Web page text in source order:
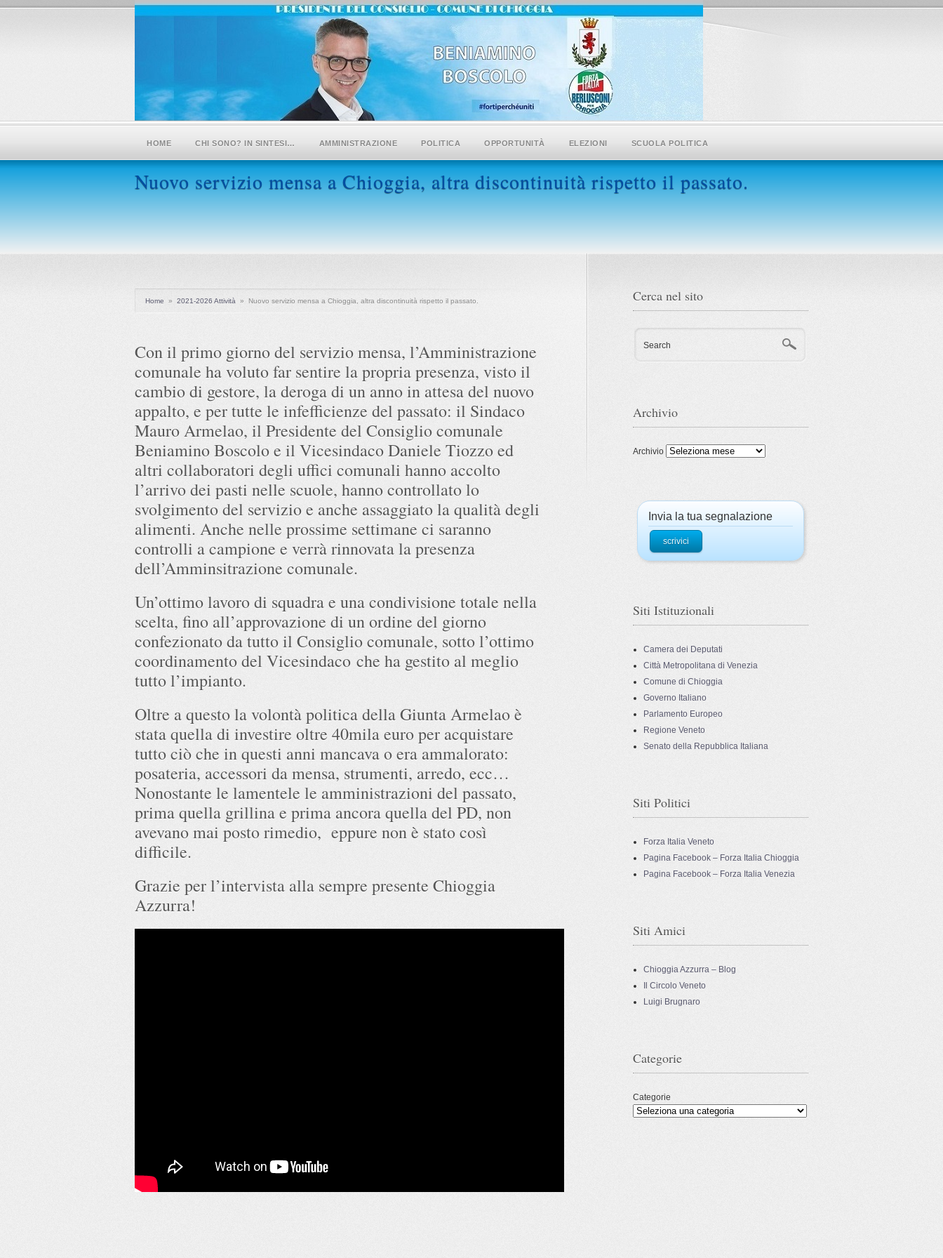
HOME CHI SONO? IN SINTESI… AMMINISTRAZIONE POLITICA OPPORTUNITÀ ELEZIONI SCUOLA POLITICA
Nuovo servizio mensa a Chioggia, altra discontinuità rispetto il passato.
Home » 2021-2026 Attività » Nuovo servizio mensa a Chioggia, altra discontinuità rispetto il passato.
Con il primo giorno del servizio mensa, l’Amministrazione
comunale ha voluto far sentire la propria presenza, visto il
cambio di gestore, la deroga di un anno in attesa del nuovo
appalto, e per tutte le infefficienze del passato: il Sindaco
Mauro Armelao, il Presidente del Consiglio comunale
Beniamino Boscolo e il Vicesindaco Daniele Tiozzo ed
altri collaboratori degli uffici comunali hanno accolto
l’arrivo dei pasti nelle scuole, hanno controllato lo
svolgimento del servizio e anche assaggiato la qualità degli
alimenti. Anche nelle prossime settimane ci saranno
controlli a campione e verrà rinnovata la presenza
dell’Amminsitrazione comunale.
Un’ottimo lavoro di squadra e una condivisione totale nella
scelta, fino all’approvazione di un ordine del giorno
confezionato da tutto il Consiglio comunale, sotto l’ottimo
coordinamento del Vicesindaco che ha gestito al meglio
tutto l’impianto.
Oltre a questo la volontà politica della Giunta Armelao è
stata quella di investire oltre 40mila euro per acquistare
tutto ciò che in questi anni mancava o era ammalorato:
posateria, accessori da mensa, strumenti, arredo, ecc…
Nonostante le lamentele le amministrazioni del passato,
prima quella grillina e prima ancora quella del PD, non
avevano mai posto rimedio, eppure non è stato così
difficile.
Grazie per l’intervista alla sempre presente Chioggia
Azzurra!
Cerca nel sito
Search
Archivio
Archivio
Invia la tua segnalazione
scrivici
Siti Istituzionali
Camera dei Deputati
Città Metropolitana di Venezia
Comune di Chioggia
Governo Italiano
Parlamento Europeo
Regione Veneto
Senato della Repubblica Italiana
Siti Politici
Forza Italia Veneto
Pagina Facebook – Forza Italia Chioggia
Pagina Facebook – Forza Italia Venezia
Siti Amici
Chioggia Azzurra – Blog
Il Circolo Veneto
Luigi Brugnaro
Categorie
Categorie